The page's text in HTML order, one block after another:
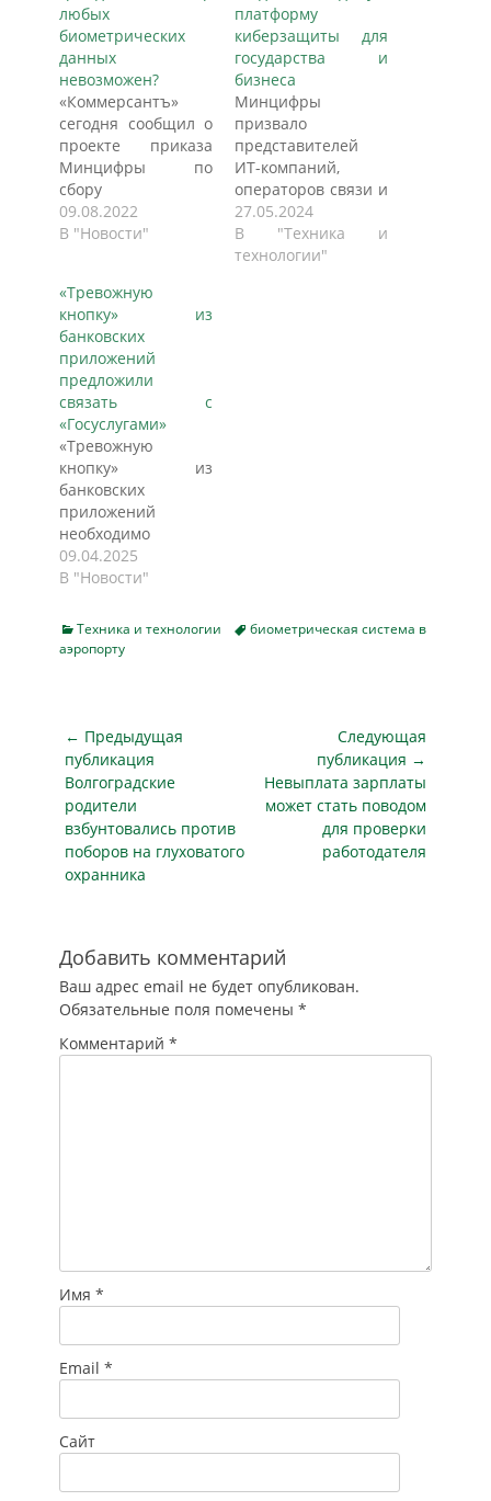
любых
биометрических
данных
невозможен?
«Коммерсантъ»
сегодня сообщил о
проекте приказа
Минцифры по
сбору
биометрических
данных россиян в
Министерство
указало, что приказ
лишь регулирует
процессы импорта
ранее собранных
данных, пишет РБК.
“Ъ” ознакомился с
поправками к
проекту приказа
Минцифры,
определяющего
порядок сбора и
хранения
биометрических
Они…
09.08.2022
В "Новости"
платформу
киберзащиты для
государства и
бизнеса
Минцифры
призвало
представителей
ИT-компаний,
операторов связи и
банков вместе
создать новую
единую платформы
Минцифры, в
27.05.2024
В "Техника и
технологии"
«Тревожную
кнопку» из
банковских
приложений
предложили
связать с
«Госуслугами»
«Тревожную
кнопку» из
банковских
приложений
необходимо
интегрировать с
порталом
позволило бы
столкнувшимся с
повторного
заполнения
заявлений для
правоохранительных
органов. Такое
мнение выразил
председатель
Комитета Госдумы
земельным и
имущественным
отношениям
Сергей Гаврилов,
пишет
"Парламентская
09.04.2025
В "Новости"
Categories
Техника и технологии Tagsбиометрическая система в
аэропорту
Навигация
по
записям
← Предыдущая
публикация
Предыдущая
публикация
Волгоградские
родители
взбунтовались против
поборов на глуховатого
охранника
Следующая
публикация →
Следующая
публикация
Невыплата зарплаты
может стать поводом
для проверки
работодателя
Добавить комментарий
Ваш адрес email не будет опубликован.
Обязательные поля помечены *
Комментарий *
Имя *
Email *
Сайт